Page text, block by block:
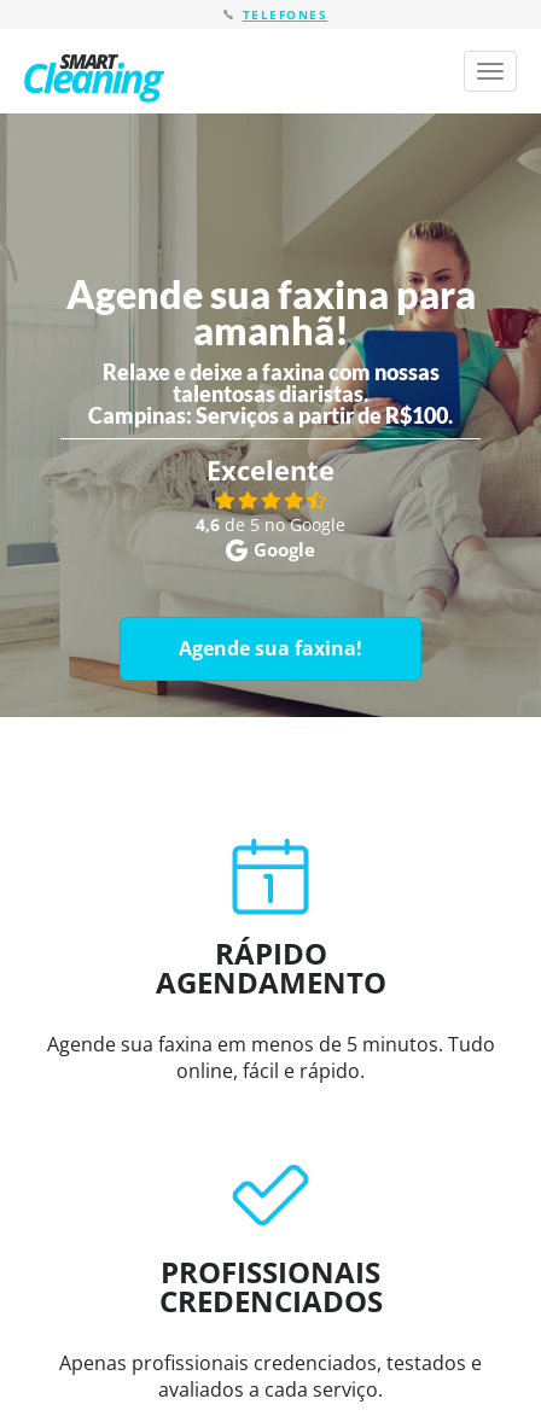
TELEFONES
Toggle
Agende sua faxina para
amanhã!
Relaxe e deixe a faxina com nossas
talentosas diaristas.
Campinas:Serviços a partir de R$100.
Excelente
4,6 de 5 no Google
Google
Agende sua faxina!
RÁPIDO
AGENDAMENTO
Agende sua faxina em menos de 5 minutos. Tudo
online, fácil e rápido.
PROFISSIONAIS
CREDENCIADOS
Apenas profissionais credenciados, testados e
avaliados a cada serviço.